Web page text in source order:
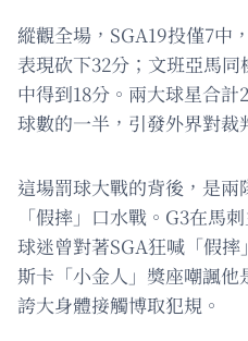
縱觀全場，SGA19投僅7中
表現砍下32分；文班亞馬同
中得到18分。兩大球星合
球數的一半，引發外界對裁
這場罰球大戰的背後，是
「假摔」口水戰。G3在馬
球迷曾對著SGA狂喊「假
斯卡「小金人」獎座嘲諷
誇大身體接觸博取犯規。